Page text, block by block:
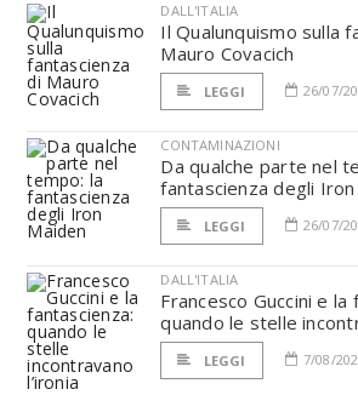
DALL'ITALIA
Il Qualunquismo sulla
Mauro Covacich
LEGGI 26/07/
CONTAMINAZIONI
Da qualche parte nel
fantascienza degli
LEGGI 26/07/
DALL'ITALIA
Francesco Guccini e la
quando le stelle
LEGGI 7/08/